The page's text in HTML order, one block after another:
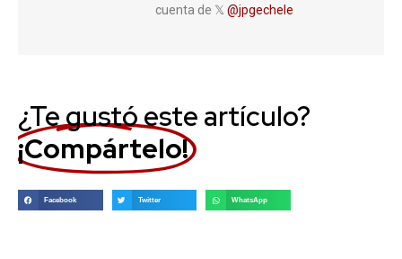
cuenta de 𝕏 @jpgechele
¿Te gustó este artículo?
¡Compártelo!
Facebook Twitter WhatsApp